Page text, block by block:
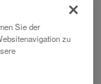
Sie der
zu